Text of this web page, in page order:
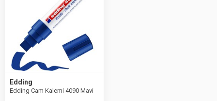
Edding
Edding Cam Kalemi 4090 Mavi